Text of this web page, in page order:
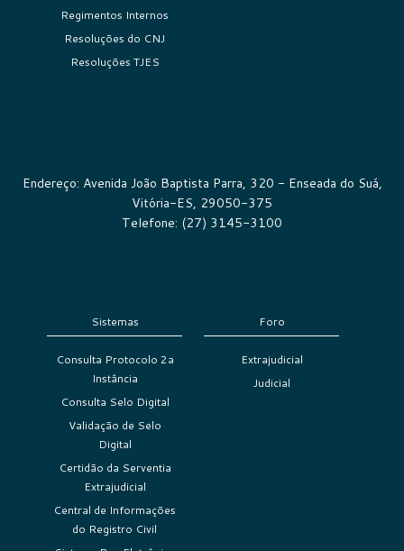
Regimentos Internos
Resoluções do CNJ
Resoluções TJES
Endereço: Avenida João Baptista Parra, 320 - Enseada do Suá,
Vitória-ES, 29050-375
Telefone: (27) 3145-3100
Sistemas
Consulta Protocolo 2a
Instância
Consulta Selo Digital
Validação de Selo
Digital
Certidão da Serventia
Extrajudicial
Central de Informações
do Registro Civil
Foro
Extrajudicial
Judicial